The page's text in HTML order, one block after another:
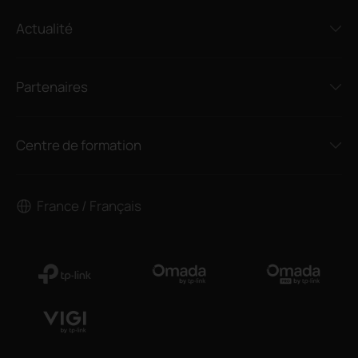
Actualité
Partenaires
Centre de formation
France / Français